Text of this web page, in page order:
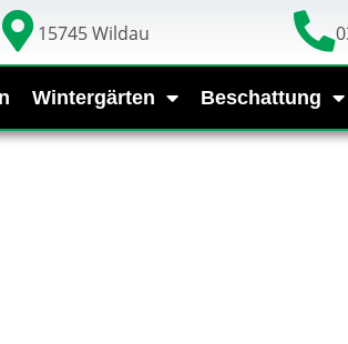
15745 Wildau
Wintergärten Beschattung